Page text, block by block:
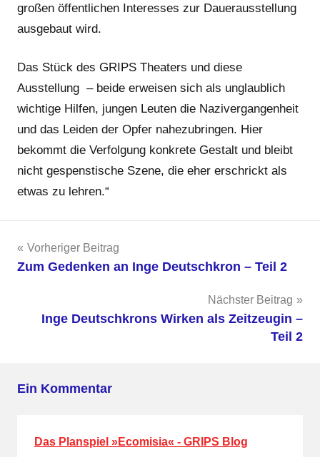
großen öffentlichen Interesses zur Dauerausstellung
ausgebaut wird.
Das Stück des GRIPS Theaters und diese
Ausstellung – beide erweisen sich als unglaublich
wichtige Hilfen, jungen Leuten die Nazivergangenheit
und das Leiden der Opfer nahezubringen. Hier
bekommt die Verfolgung konkrete Gestalt und bleibt
nicht gespenstische Szene, die eher erschrickt als
etwas zu lehren.“
Beitragsnavigation
Vorheriger Beitrag
Zum Gedenken an Inge Deutschkron – Teil 2
Nächster Beitrag
Inge Deutschkrons Wirken als Zeitzeugin –
Teil 2
Ein Kommentar
Das Planspiel »Ecomisia« - GRIPS Blog